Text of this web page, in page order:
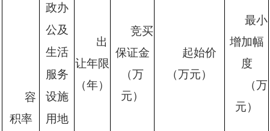
出
让年限
（年）
竞买
保证金
（万
元）
起始价
（万元）
最小
增加幅
度
（万
元）
容
积率
政办
公及
生活
服务
设施
用地